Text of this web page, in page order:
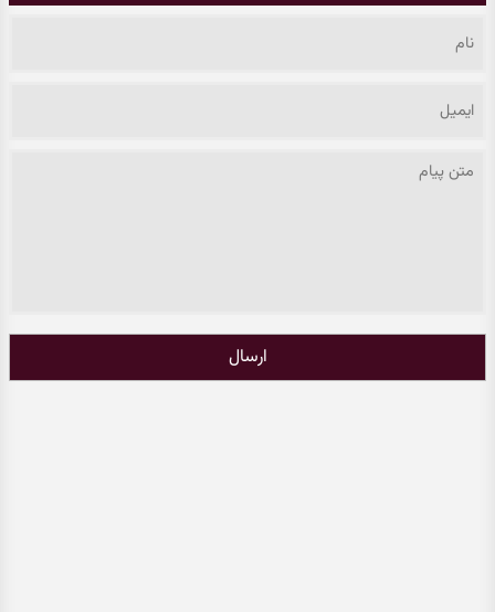
ارسال